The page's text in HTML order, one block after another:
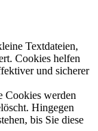
Textdateien,
Cookies helfen
und sicherer
Cookies werden
Hingegen
bis Sie diese